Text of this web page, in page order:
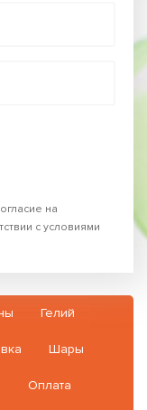
на
с условиями
Гелий
Шары
Оплата